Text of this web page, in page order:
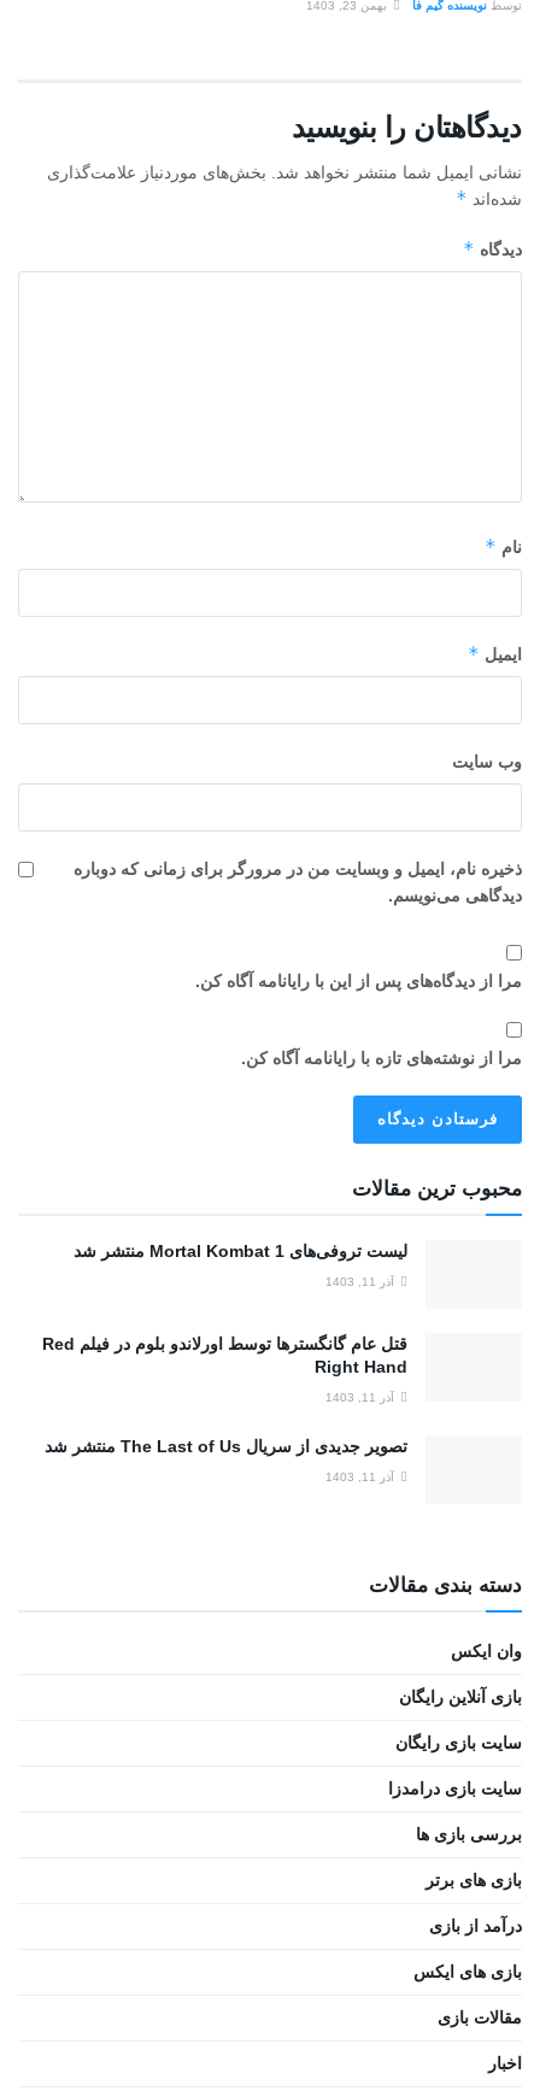
توسط نویسنده گیم فا بهمن 23, 1403
دیدگاهتان را بنویسید
نشانی ایمیل شما منتشر نخواهد شد.
بخش‌های موردنیاز علامت‌گذاری
شده‌اند *
دیدگاه *
نام *
ایمیل *
وب‌ سایت
ذخیره نام، ایمیل و وبسایت من در مرورگر برای زمانی که دوباره
دیدگاهی می‌نویسم.
مرا از دیدگاه‌های پس از این با رایانامه آگاه کن.
مرا از نوشته‌های تازه با رایانامه آگاه کن.
محبوب ترین مقالات
لیست تروفی‌های Mortal Kombat 1 منتشر شد
آذر 11, 1403
قتل عام گانگسترها توسط اورلاندو بلوم در فیلم Red
Right Hand
آذر 11, 1403
تصویر جدیدی از سریال The Last of Us منتشر شد
آذر 11, 1403
دسته بندی مقالات
وان ایکس
بازی آنلاین رایگان
سایت بازی رایگان
سایت بازی درامدزا
بررسی بازی ها
بازی های برتر
درآمد از بازی
بازی های ایکس
مقالات بازی
اخبار